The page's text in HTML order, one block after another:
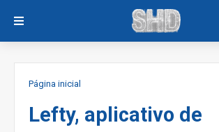
Página inicial
Lefty, aplicativo de